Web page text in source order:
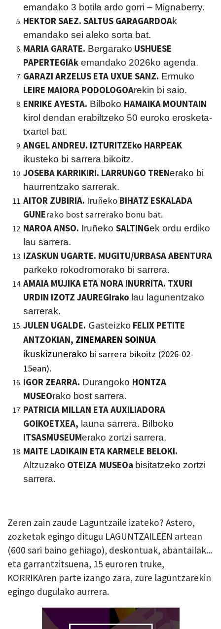
emandako 3 botila ardo gorri – Mignaberry.
HEKTOR SAEZ. SALTUS GARAGARDOAk
emandako sei aleko sorta bat.
MARIA GARATE. Bergarako USHUESE
PAPERTEGIAk emandako 2026ko agenda.
GARAZI ARZELUS ETA UXUE SANZ. Ermuko
LEIRE MAIORA PODOLOGOArekin bi saio.
ENRIKE AYESTA. Bilboko HAMAIKA MOUNTAIN
kirol dendan erabiltzeko 50 euroko erosketa-
txartel bat.
ANGEL ANDREU. IZTURITZEko HARPEAK
ikusteko bi sarrera bikoitz.
JOSEBA KARRIKIRI. LARRUNGO TRENerako bi
haurrentzako sarrerak.
AITOR ZUBIRIA. Iruñeko BIHATZ ESKALADA
GUNErako bost sarrerako bonu bat.
NAROA ANSO. Iruñeko SALTINGek ordu erdiko
lau sarrera.
IZASKUN UGARTE. MUGITU/URBASA ABENTURA
parkeko rokodromorako bi sarrera.
AMAIA MUJIKA ETA NORA INURRITA. TXURI
URDIN IZOTZ JAUREGIrako lau lagunentzako
sarrerak.
JULEN UGALDE. Gasteizko FELIX PETITE
ANTZOKIAN, ZINEMAREN SOINUA
ikuskizunerako bi sarrera bikoitz (2026-02-
15ean).
IGOR ZEARRA. Durangoko HONTZA
MUSEOrako bost sarrera.
PATRICIA MILLAN ETA AUXILIADORA
GOIKOETXEA, launa sarrera. Bilboko
ITSASMUSEUMerako zortzi sarrera.
MAITE LADIKAIN ETA KARMELE BELOKI.
Altzuzako OTEIZA MUSEOa bisitatzeko zortzi
sarrera.
Zeren zain zaude Laguntzaile izateko? Astero,
zozketak egingo ditugu LAGUNTZAILEEN artean
(600 sari baino gehiago), deskontuak, abantailak...
eta garrantzitsuena, 15 euroren truke,
KORRIKAren parte izango zara, zure laguntzarekin
egingo dugulako aurrera.